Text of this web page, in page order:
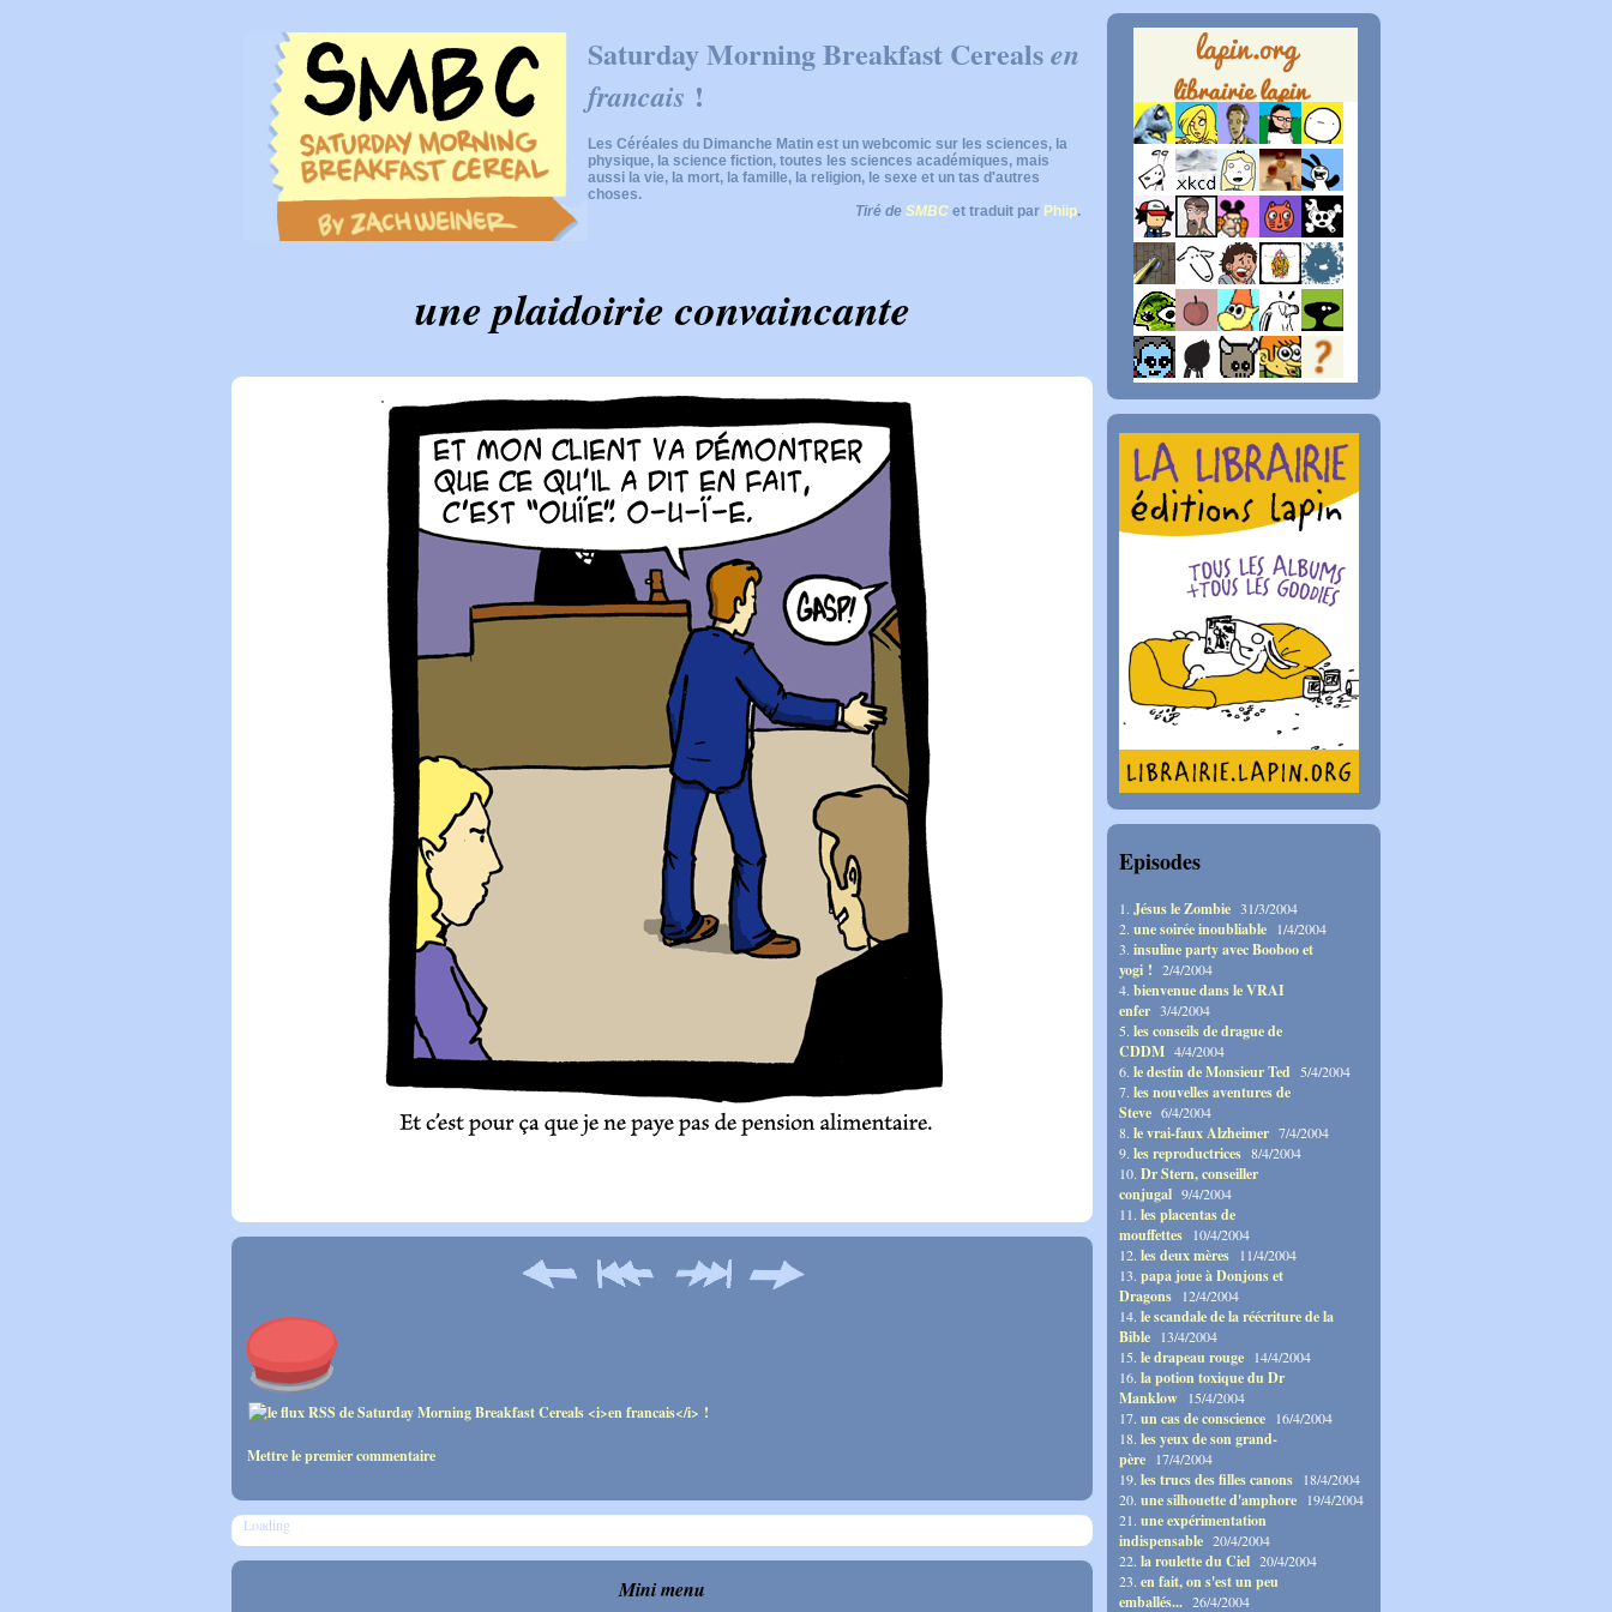
Saturday Morning Breakfast Cerealsen
francais !
Les Céréales du Dimanche Matin est un webcomic sur les sciences, la
physique, la science fiction, toutes les sciences académiques, mais
aussi la vie, la mort, la famille, la religion, le sexe et un tas d'autres
choses.
Tiré de SMBC et traduit par Phiip.
une plaidoirie convaincante
Mettre le premier commentaire
Loading
Mini menu
Episodes
1. Jésus le Zombie 31/3/2004
2. une soirée inoubliable 1/4/2004
3. insuline party avec Booboo et
yogi ! 2/4/2004
4. bienvenue dans le VRAI
enfer 3/4/2004
5. les conseils de drague de
CDDM 4/4/2004
6. le destin de Monsieur Ted 5/4/2004
7. les nouvelles aventures de
Steve 6/4/2004
8. le vrai-faux Alzheimer 7/4/2004
9. les reproductrices 8/4/2004
10. Dr Stern, conseiller
conjugal 9/4/2004
11. les placentas de
mouffettes 10/4/2004
12. les deux mères 11/4/2004
13. papa joue à Donjons et
Dragons 12/4/2004
14. le scandale de la réécriture de la
Bible 13/4/2004
15. le drapeau rouge 14/4/2004
16. la potion toxique du Dr
Manklow 15/4/2004
17. un cas de conscience 16/4/2004
18. les yeux de son grand-
père 17/4/2004
19. les trucs des filles canons 18/4/2004
20. une silhouette d'amphore 19/4/2004
21. une expérimentation
indispensable 20/4/2004
22. la roulette du Ciel 20/4/2004
23. en fait, on s'est un peu
emballés... 26/4/2004